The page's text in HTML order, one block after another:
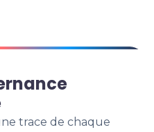
trace de chaque